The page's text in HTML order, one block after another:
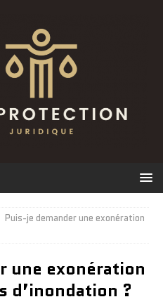
Puis-je demander une exonération
une exonération
d’inondation ?